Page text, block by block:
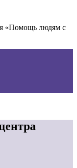
«Помощь людям с